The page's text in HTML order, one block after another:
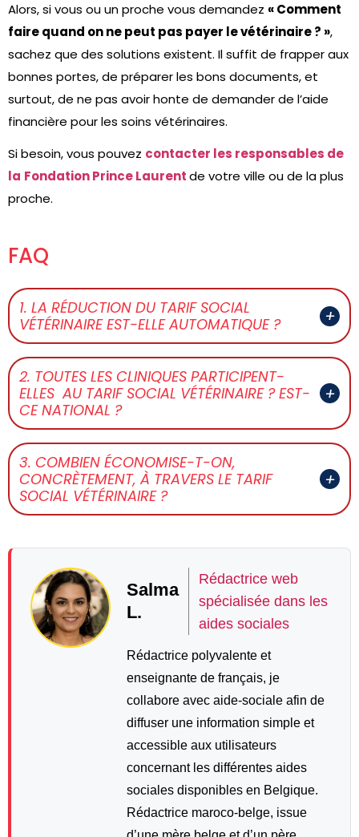
Alors, si vous ou un proche vous demandez « Comment
faire quand on ne peut pas payer le vétérinaire ? »,
sachez que des solutions existent. Il suffit de frapper aux
bonnes portes, de préparer les bons documents, et
surtout, de ne pas avoir honte de demander de l’aide
financière pour les soins vétérinaires.
Si besoin, vous pouvez contacter les responsables de
la Fondation Prince Laurentde votre ville ou de la plus
proche.
FAQ
1. LA RÉDUCTION DU TARIF SOCIAL
VÉTÉRINAIRE EST-ELLE AUTOMATIQUE ?
2. TOUTES LES CLINIQUES PARTICIPENT-
ELLES AU TARIF SOCIAL VÉTÉRINAIRE ? EST-
CE NATIONAL ?
3. COMBIEN ÉCONOMISE-T-ON,
CONCRÈTEMENT, À TRAVERS LE TARIF
SOCIAL VÉTÉRINAIRE ?
Salma
L.
Rédactrice web
spécialisée dans les
aides sociales
Rédactrice polyvalente et
enseignante de français, je
collabore avec aide-sociale afin de
diffuser une information simple et
accessible aux utilisateurs
concernant les différentes aides
sociales disponibles en Belgique.
Rédactrice maroco-belge, issue